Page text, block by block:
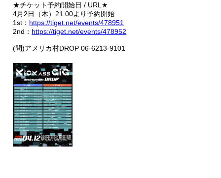
★チケット予約開始日 / URL★
4月2日（木）21:00より予約開始
1st： https://tiget.net/events/478951
2nd： https://tiget.net/events/478952
(問)アメリカ村DROP 06-6213-9101